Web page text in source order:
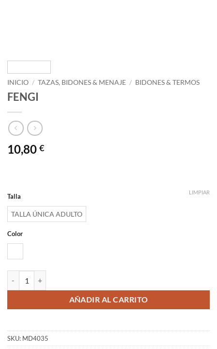
INICIO / TAZAS, BIDONES & MENAJE / BIDONES & TERMOS
FENGI
10,80 €
Talla
TALLA ÚNICA ADULTO
Color
LIMPIAR
AÑADIR AL CARRITO
SKU: MD4035